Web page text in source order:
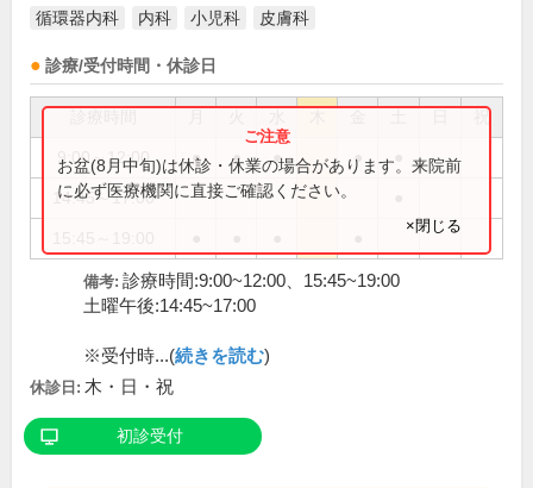
循環器内科 内科 小児科 皮膚科
診療/受付時間・休診日
祝
9:00～12:00 ● ● ● ●
14:45～17:00
お盆(8月中旬)は休診・休業の場合があります。来院前
に必ず医療機関に直接ご確認ください。
×閉じる
備考: 診療時間:9:00~12:00、15:45~19:00
土曜午後:14:45~17:00
※受付時...(続きを読む)
休診日: 木・日・祝
初診受付